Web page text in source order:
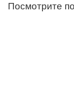
Посмотрите